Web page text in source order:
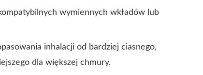
wymiennych wkładów lub
inhalacji od bardziej ciasnego,
dla większej chmury.